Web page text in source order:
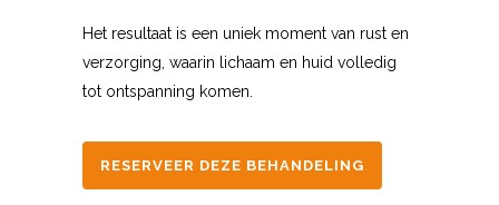
Het resultaat is een uniek moment van rust en
verzorging, waarin lichaam en huid volledig
tot ontspanning komen.
RESERVEER DEZE BEHANDELING